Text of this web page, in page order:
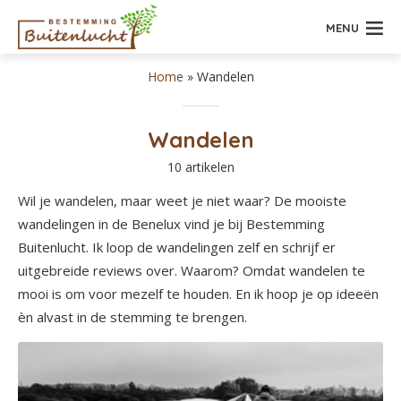
MENU
Home » Wandelen
Wandelen
10 artikelen
Wil je wandelen, maar weet je niet waar? De mooiste
wandelingen in de Benelux vind je bij Bestemming
Buitenlucht. Ik loop de wandelingen zelf en schrijf er
uitgebreide reviews over. Waarom? Omdat wandelen te
mooi is om voor mezelf te houden. En ik hoop je op ideeën
èn alvast in de stemming te brengen.